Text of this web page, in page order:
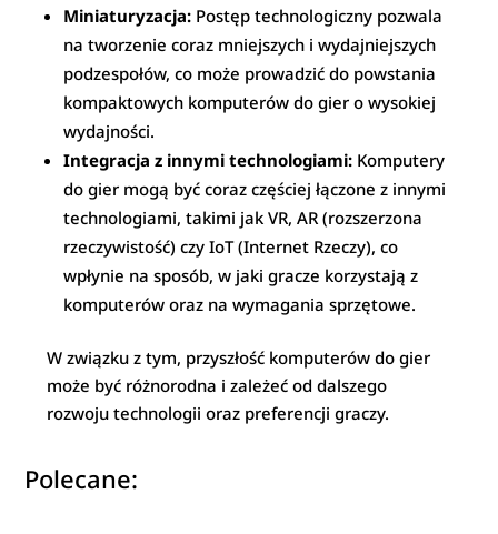
Miniaturyzacja: Postęp technologiczny pozwala
na tworzenie coraz mniejszych i wydajniejszych
podzespołów, co może prowadzić do powstania
kompaktowych komputerów do gier o wysokiej
wydajności.
Integracja z innymi technologiami: Komputery
do gier mogą być coraz częściej łączone z innymi
technologiami, takimi jak VR, AR (rozszerzona
rzeczywistość) czy IoT (Internet Rzeczy), co
wpłynie na sposób, w jaki gracze korzystają z
komputerów oraz na wymagania sprzętowe.
W związku z tym, przyszłość komputerów do gier
może być różnorodna i zależeć od dalszego
rozwoju technologii oraz preferencji graczy.
Polecane: